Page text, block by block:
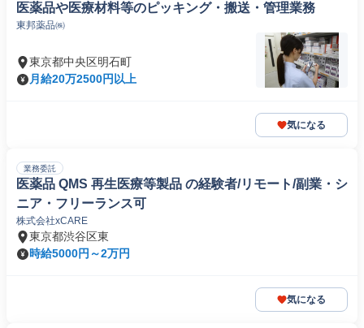
医薬品や医療材料等のピッキング・搬送・管理業務
東邦薬品㈱
東京都中央区明石町
月給20万2500円以上
気になる
業務委託
医薬品 QMS 再生医療等製品 の経験者/リモート/副業・シ
ニア・フリーランス可
株式会社xCARE
東京都渋谷区東
時給5000円～2万円
気になる